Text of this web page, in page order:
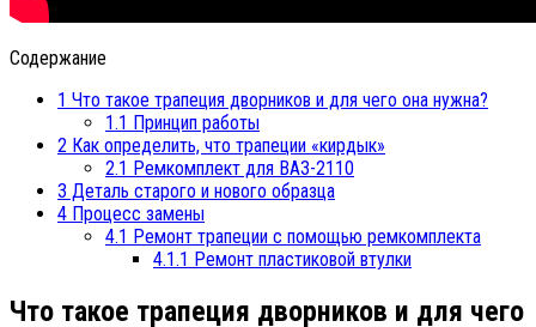
Содержание
1 Что такое трапеция дворников и для чего она нужна?
1.1 Принцип работы
2 Как определить, что трапеции «кирдык»
2.1 Ремкомплект для ВАЗ-2110
3 Деталь старого и нового образца
4 Процесс замены
4.1 Ремонт трапеции с помощью ремкомплекта
4.1.1 Ремонт пластиковой втулки
Что такое трапеция дворников и для чего